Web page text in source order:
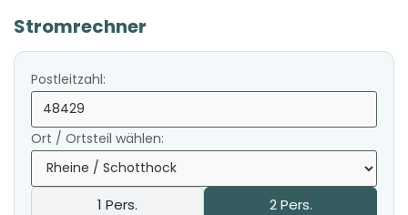
Stromrechner
Postleitzahl:
Ort / Ortsteil wählen:
1 Pers.
2 Pers.